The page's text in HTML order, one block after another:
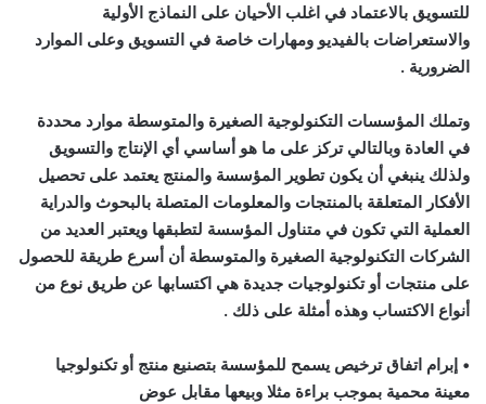
للتسويق بالاعتماد في اغلب الأحيان على النماذج الأولية
والاستعراضات بالفيديو ومهارات خاصة في التسويق وعلى الموارد
الضرورية .
وتملك المؤسسات التكنولوجية الصغيرة والمتوسطة موارد محددة
في العادة وبالتالي تركز على ما هو أساسي أي الإنتاج والتسويق
ولذلك ينبغي أن يكون تطوير المؤسسة والمنتج يعتمد على تحصيل
الأفكار المتعلقة بالمنتجات والمعلومات المتصلة بالبحوث والدراية
العملية التي تكون في متناول المؤسسة لتطبقها ويعتبر العديد من
الشركات التكنولوجية الصغيرة والمتوسطة أن أسرع طريقة للحصول
على منتجات أو تكنولوجيات جديدة هي اكتسابها عن طريق نوع من
أنواع الاكتساب وهذه أمثلة على ذلك .
• إبرام اتفاق ترخيص يسمح للمؤسسة بتصنيع منتج أو تكنولوجيا
معينة محمية بموجب براءة مثلا وبيعها مقابل عوض